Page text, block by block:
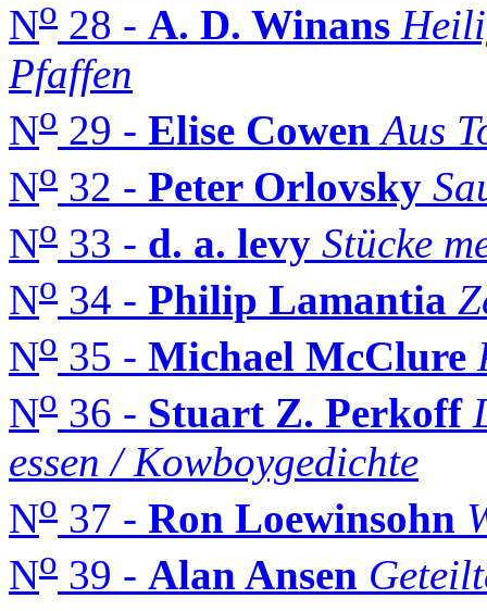
No 28 - A. D. Winans
Pfaffen
No 29 - Elise Cowen Aus
No 32 - Peter Orlovsky
No 33 - d. a. levy Stücke
No 34 - Philip Lamantia
No 35 - Michael McClure
No 36 - Stuart Z. Perkoff
essen / Kowboygedichte
No 37 - Ron Loewinsohn
No 39 - Alan Ansen